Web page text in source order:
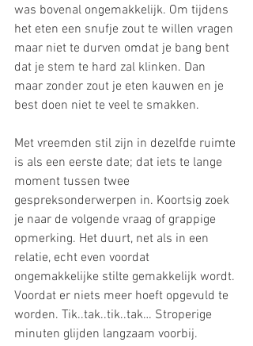
was bovenal ongemakkelijk. Om tijdens
het eten een snufje zout te willen vragen
maar niet te durven omdat je bang bent
dat je stem te hard zal klinken. Dan
maar zonder zout je eten kauwen en je
best doen niet te veel te smakken.
Met vreemden stil zijn in dezelfde ruimte
is als een eerste date; dat iets te lange
moment tussen twee
gespreksonderwerpen in. Koortsig zoek
je naar de volgende vraag of grappige
opmerking. Het duurt, net als in een
relatie, echt even voordat
ongemakkelijke stilte gemakkelijk wordt.
Voordat er niets meer hoeft opgevuld te
worden. Tik..tak..tik..tak… Stroperige
minuten glijden langzaam voorbij.